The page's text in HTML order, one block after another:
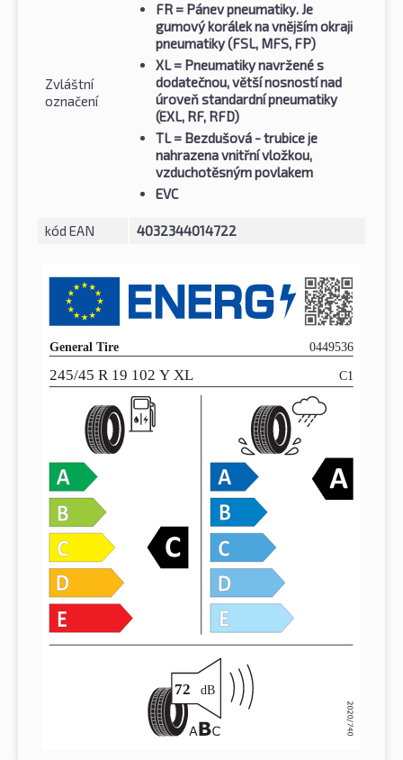
Zvláštní
označení
FR = Pánev pneumatiky. Je
gumový korálek na vnějším okraji
pneumatiky (FSL, MFS, FP)
XL= Pneumatiky navržené s
dodatečnou, větší nosností nad
úroveň standardní pneumatiky
(EXL, RF, RFD)
TL= Bezdušová - trubice je
nahrazena vnitřní vložkou,
vzduchotěsným povlakem
EVC
kód EAN 4032344014722